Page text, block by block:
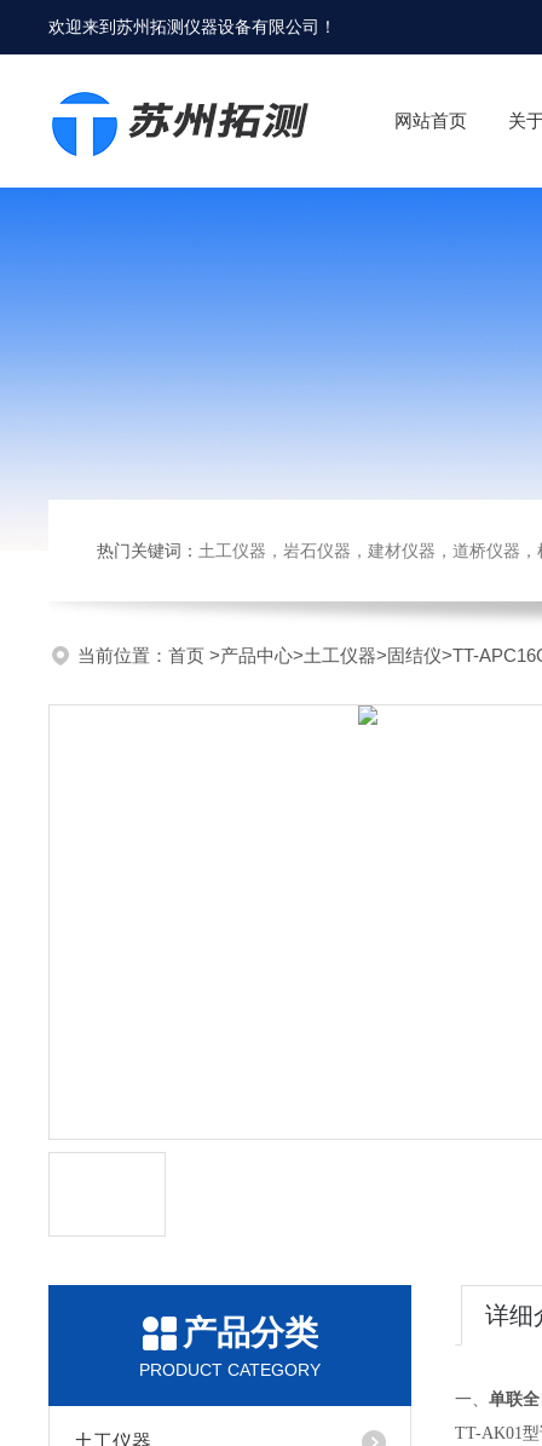
欢迎来到苏州拓测仪器设备有限公司 ！
网站首页 关
热门关键词： 土工仪器，岩石仪器，建材仪器，道桥仪器，检测
当前位置： 首页 >产品中心>土工仪器>固结仪>TT-
产品分类
PRODUCT CATEGORY
土工仪器
详细
一、 单联
TT-AK01